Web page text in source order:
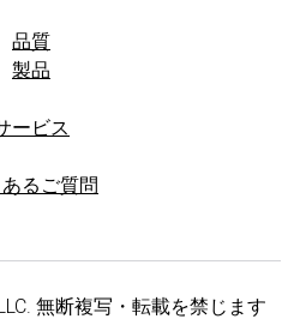
品質
製品
ービス
るご質問
無断複写・転載を禁じます